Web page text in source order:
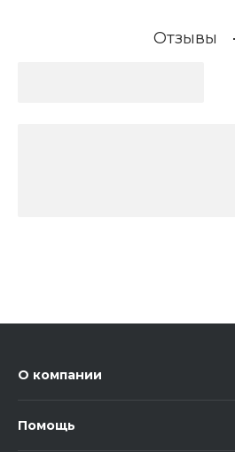
Отзывы
О компании
Помощь